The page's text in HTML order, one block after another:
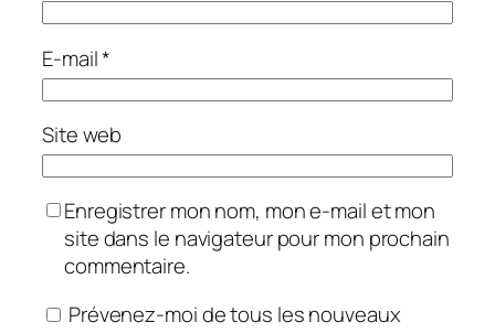
E-mail*
Site web
Enregistrer mon nom, mon e-mail et mon
site dans le navigateur pour mon prochain
commentaire.
Prévenez-moi de tous les nouveaux